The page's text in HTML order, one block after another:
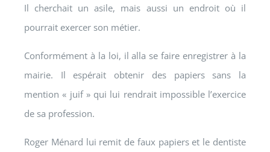
Il cherchait un asile, mais aussi un endroit où il
pourrait exercer son métier.
Conformément à la loi, il alla se faire enregistrer à la
mairie. Il espérait obtenir des papiers sans la
mention « juif » qui lui rendrait impossible l’exercice
de sa profession.
Roger Ménard lui remit de faux papiers et le dentiste